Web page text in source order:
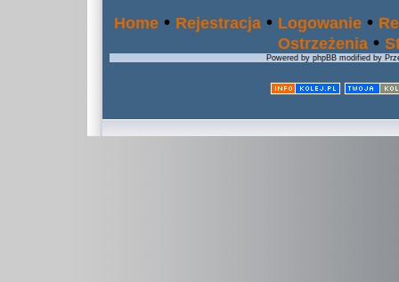
Home • Rejestracja • Logowanie •
Ostrzeżenia •
Powered by phpBB modified by